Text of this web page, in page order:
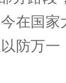
在国家
防万